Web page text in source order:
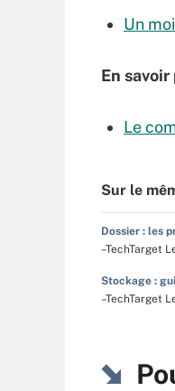
Un
En
Le
Sur le
Dossier : les
–TechTarget
Stockage :
–TechTarget